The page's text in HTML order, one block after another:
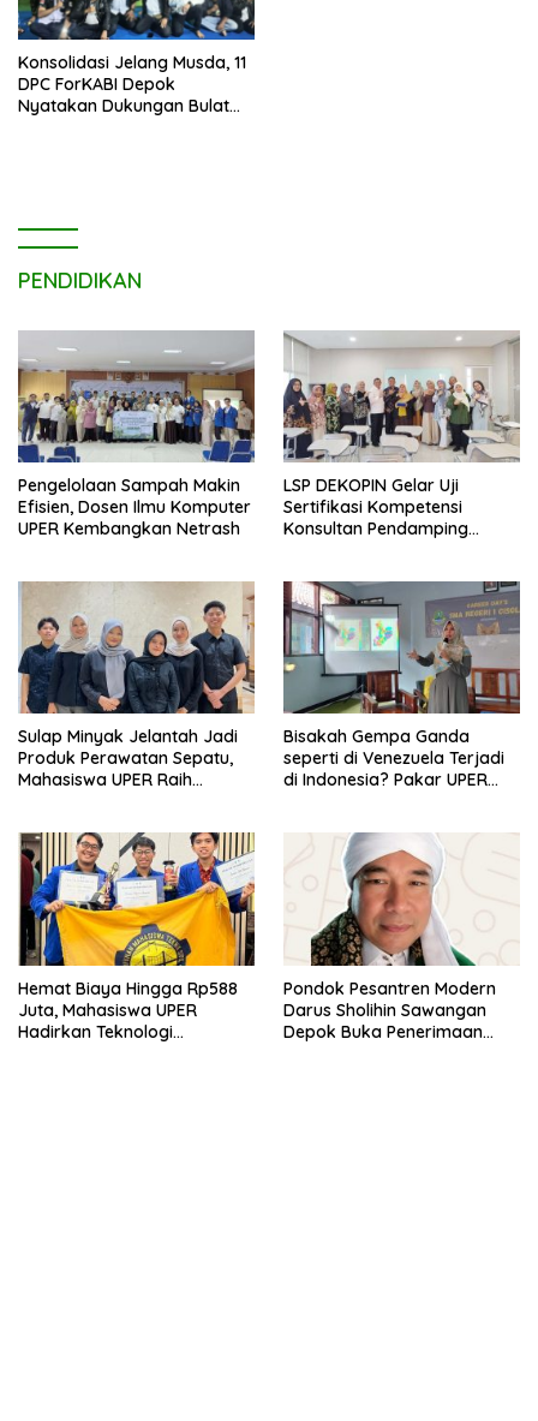
Konsolidasi Jelang Musda, 11
DPC ForKABI Depok
Nyatakan Dukungan Bulat
PENDIDIKAN
Pengelolaan Sampah Makin
Efisien, Dosen Ilmu Komputer
UPER Kembangkan Netrash
LSP DEKOPIN Gelar Uji
Sertifikasi Kompetensi
Konsultan Pendamping
Sulap Minyak Jelantah Jadi
Produk Perawatan Sepatu,
Mahasiswa UPER Raih
Bisakah Gempa Ganda
seperti di Venezuela Terjadi
di Indonesia? Pakar UPER
Hemat Biaya Hingga Rp588
Juta, Mahasiswa UPER
Hadirkan Teknologi
Pondok Pesantren Modern
Darus Sholihin Sawangan
Depok Buka Penerimaan